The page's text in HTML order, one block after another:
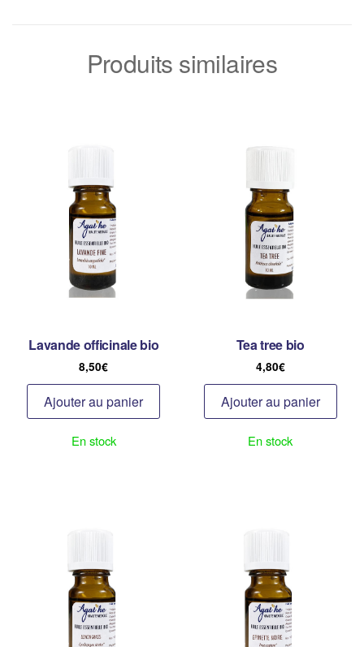
Produits similaires
Lavande officinale bio
8,50€
Ajouter au panier
En stock
Tea tree bio
4,80€
Ajouter au panier
En stock